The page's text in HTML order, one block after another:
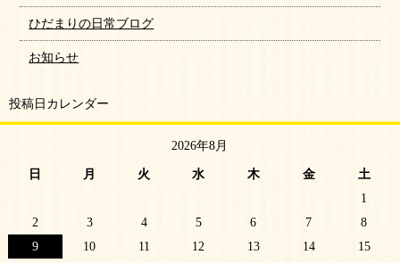
ひだまりの日常ブログ
お知らせ
投稿日カレンダー
2026年8月
日 月 火 水 木 金
土
1
2
3 4 5 6 7
8
9
10 11 12 13 14 15